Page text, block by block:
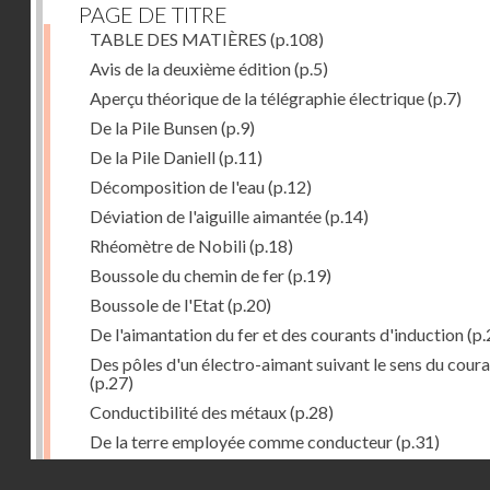
PAGE DE TITRE
TABLE DES MATIÈRES (p.108)
Avis de la deuxième édition(p.5)
Aperçu théorique de la télégraphie électrique(p.7)
De la Pile Bunsen(p.9)
De la Pile Daniell(p.11)
Décomposition de l'eau(p.12)
Déviation de l'aiguille aimantée(p.14)
Rhéomètre de Nobili(p.18)
Boussole du chemin de fer(p.19)
Boussole de l'Etat(p.20)
De l'aimantation du fer et des courants d'induction
Des pôles d'un électro-aimant suivant le sens du
(p.27)
Conductibilité des métaux(p.28)
De la terre employée comme conducteur(p.31)